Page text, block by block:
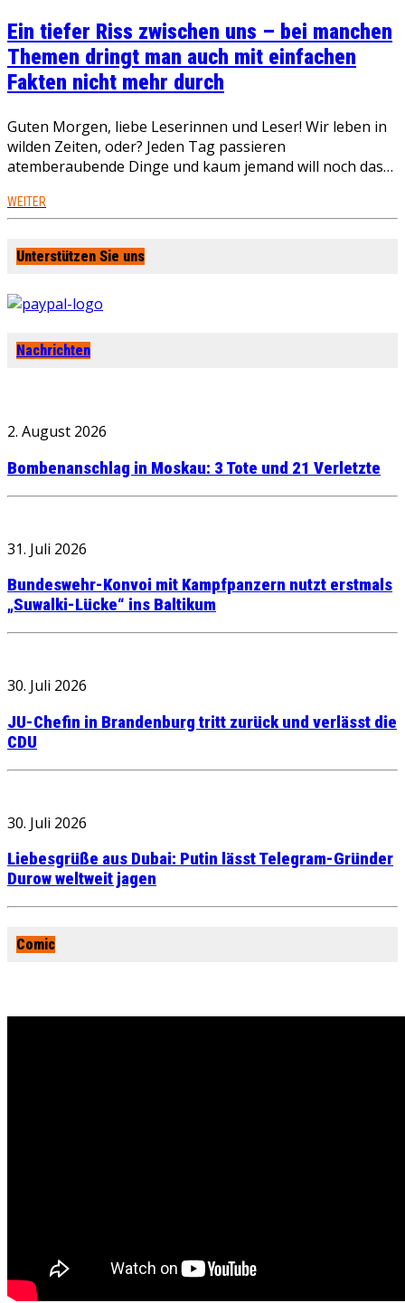
Ein tiefer Riss zwischen uns – bei manchen
Themen dringt man auch mit einfachen
Fakten nicht mehr durch
Guten Morgen, liebe Leserinnen und Leser! Wir leben in
wilden Zeiten, oder? Jeden Tag passieren
atemberaubende Dinge und kaum jemand will noch das…
WEITER
Unterstützen Sie uns
Nachrichten
2. August 2026
Bombenanschlag in Moskau: 3 Tote und 21 Verletzte
31. Juli 2026
Bundeswehr-Konvoi mit Kampfpanzern nutzt erstmals
„Suwalki-Lücke“ ins Baltikum
30. Juli 2026
JU-Chefin in Brandenburg tritt zurück und verlässt die
CDU
30. Juli 2026
Liebesgrüße aus Dubai: Putin lässt Telegram-Gründer
Durow weltweit jagen
Comic